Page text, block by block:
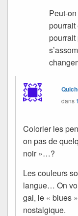
Peut-
dans
Colorier les
on pas de
noir »…?
Les couleurs
langue… On
gai, le « blues
nostalgique.